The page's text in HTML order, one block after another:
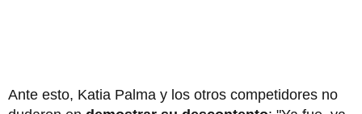
Ante esto, Katia Palma y los otros competidores no